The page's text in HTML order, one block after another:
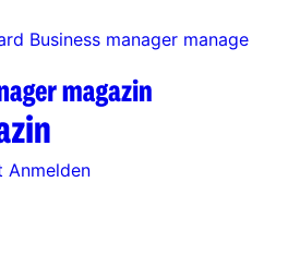
Business manager manage
Anmelden